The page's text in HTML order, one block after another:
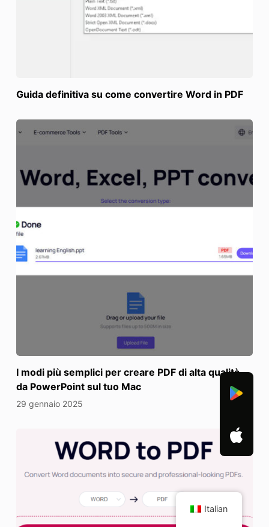
Guida definitiva su come convertire Word in PDF
I modi più semplici per creare PDF di alta qualità
da PowerPoint sul tuo Mac
29 gennaio 2025
Italian